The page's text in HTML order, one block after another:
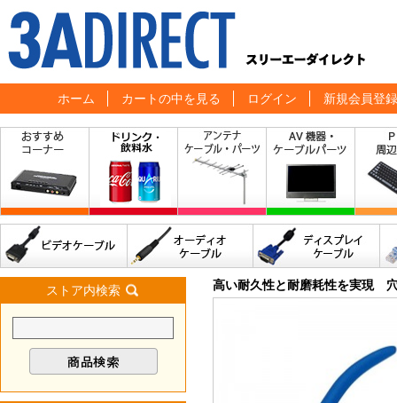
ホーム カートの中を見る ログイン 新規会員登録
ストア内検索 高い耐久性と耐磨耗性を実現